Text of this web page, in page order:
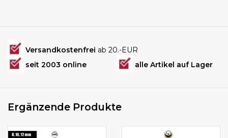
Versandkostenfrei ab 20.-EUR
seit 2003 online
alle Artikel auf Lager
Ergänzende Produkte